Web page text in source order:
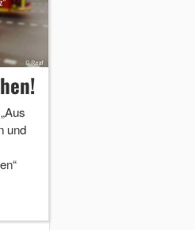
und